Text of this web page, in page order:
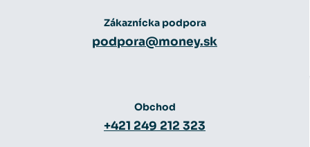
Zákaznícka podpora
podpora@money.sk
Obchod
+421 249 212 323